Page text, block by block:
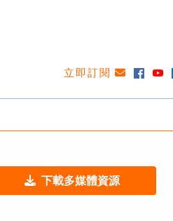
立即訂閱
下載多媒體資源